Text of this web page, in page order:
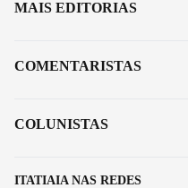
ITATIAIA NAS REDES
MAIS EDITORIAS
COMENTARISTAS
COLUNISTAS